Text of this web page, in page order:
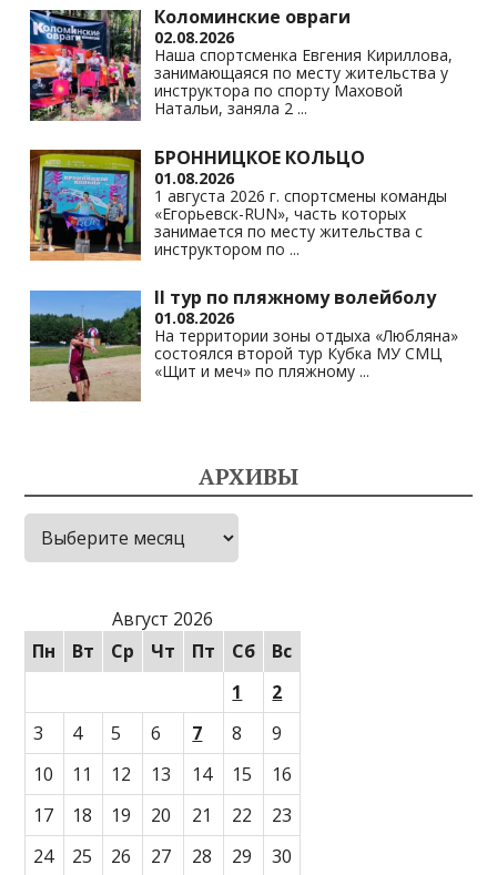
Коломинские овраги
02.08.2026
Наша спортсменка Евгения Кириллова,
занимающаяся по месту жительства у
инструктора по спорту Маховой
Натальи, заняла 2 ...
БРОННИЦКОЕ КОЛЬЦО
01.08.2026
1 августа 2026 г. спортсмены команды
«Егорьевск-RUN», часть которых
занимается по месту жительства с
инструктором по ...
II тур по пляжному волейболу
01.08.2026
На территории зоны отдыха «Любляна»
состоялся второй тур Кубка МУ СМЦ
«Щит и меч» по пляжному ...
АРХИВЫ
Архивы
Август 2026
Пн
Вт Ср Чт Пт Сб
Вс
1
2
3
4 5 6 7 8
9
10
11 12 13 14 15
16
17
18 19 20 21 22
23
24
25 26 27 28 29 30